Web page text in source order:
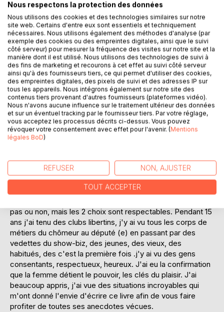
Ajouter à ma liste d'envies
Laisser un avis
DESCRIPTION
Que vous soyez libertins ou non libertins, je vous propose
de découvrir par des anecdotes vécus en tant que patron
disparaissent ou les fantasmes prennent le pouvoir, le
pouvoir du plaisir, d'en donner, d'en recevoir. D'ailleurs
donner du plaisir c'est se donner du plaisir Nous avons tous
des fantasmes, par cela nous sommes tous des libertins
pas ou non, mais les 2 choix sont respectables. Pendant 15
ans j'ai tenu des clubs libertins, j'y ai vu tous les corps de
métiers du chômeur au député (e) en passant par des
vedettes du show-biz, des jeunes, des vieux, des
habitués, des c'est la première fois .j'y ai vu des gens
consentants, respectueux, heureux. J'ai eu la confirmation
que la femme détient le pouvoir, les clés du plaisir. J'ai
beaucoup appris, j'ai vue des situations incroyables qui
m'ont donné l'envie d'écrire ce livre afin de vous faire
profiter de toutes ses anecdotes vécues.
Nous respectons la protection des données
Nous utilisons des cookies et des technologies similaires sur notre
site web. Certains d'entre eux sont essentiels et techniquement
nécessaires. Nous utilisons également des méthodes d'analyse (par
exemple des cookies ou des empreintes digitales, ainsi que le suivi
côté serveur) pour mesurer la fréquence des visites sur notre site et la
manière dont il est utilisé. Nous utilisons des technologies de suivi à
des fins de marketing et recourons à cet effet au suivi côté serveur
ainsi qu'à des fournisseurs tiers, ce qui permet d'utiliser des cookies,
des empreintes digitales, des pixels de suivi et des adresses IP sur
tous les appareils. Nous intégrons également sur notre site des
contenus tiers provenant d'autres fournisseurs (plateformes vidéo).
Nous n'avons aucune influence sur le traitement ultérieur des données
et sur un éventuel tracking par le fournisseur tiers. Par votre réglage,
vous acceptez les processus décrits ci-dessus. Vous pouvez
révoquer votre consentement avec effet pour l'avenir. (Mentions
légales BoD)
REFUSER NON, AJUSTER
TOUT ACCEPTER